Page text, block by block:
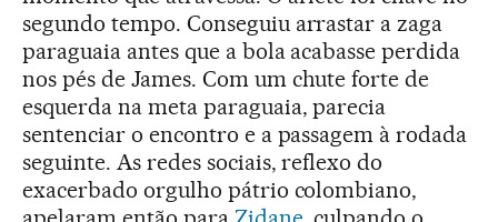
segundo tempo. Conseguiu arrastar a zaga
paraguaia antes que a bola acabasse perdida
nos pés de James. Com um chute forte de
esquerda na meta paraguaia, parecia
sentenciar o encontro e a passagem à rodada
seguinte. As redes sociais, reflexo do
exacerbado orgulho pátrio colombiano,